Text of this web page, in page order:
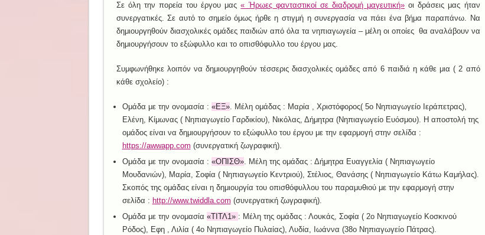
Σε όλη την πορεία του έργου μας« Ήρωες φανταστικοί σε διαδρομή μαγευτική» οι δράσεις μας ήταν
συνεργατικές. Σε αυτό το σημείο όμως ήρθε η στιγμή η συνεργασία να πάει ένα βήμα παραπάνω. Να
δημιουργηθούν διασχολικές ομάδες παιδιών από όλα τα νηπιαγωγεία – μέλη οι οποίες θα αναλάβουν να
δημιουργήσουν το εξώφυλλο και το οπισθόφυλλο του έργου μας.
Συμφωνήθηκε λοιπόν να δημιουργηθούν τέσσερις διασχολικές ομάδες από 6 παιδιά η κάθε μια ( 2 από
κάθε σχολείο) :
Ομάδα με την ονομασία : «ΕΞ». Μέλη ομάδας : Μαρία , Χριστόφορος( 5ο Νηπιαγωγείο Ιεράπετρας),
Ελένη, Κίμωνας ( Νηπιαγωγείο Γαρδικίου), Νικόλας, Δήμητρα (Νηπιαγωγείο Ευόσμου). Η αποστολή της
ομάδος είναι να δημιουργήσουν το εξώφυλλο του έργου με την εφαρμογή στην σελίδα :
https://awwapp.com (συνεργατική ζωγραφική).
Ομάδα με την ονομασία : «ΟΠΙΣΘ». Μέλη της ομάδας : Δήμητρα Ευαγγελία ( Νηπιαγωγείο
Μουδανιών), Μαρία, Σοφία ( Νηπιαγωγείο Κεντριού), Στέλιος, Θανάσης ( Νηπιαγωγείο Κάτω Καμήλας).
Σκοπός της ομάδας είναι η δημιουργία του οπισθόφυλλου του παραμυθιού με την εφαρμογή στην
σελίδα : http://www.twiddla.com (συνεργατική ζωγραφική).
Ομάδα με την ονομασία «ΤΙΤΛ1» : Μέλη της ομάδας : Λουκάς, Σοφία ( 2ο Νηπιαγωγείο Κοσκινού
Ρόδος), Εφη , Λιλία ( 4ο Νηπιαγωγείο Πυλαίας), Λυδία, Ιωάννα (38ο Νηπιαγωγείο Πάτρας).